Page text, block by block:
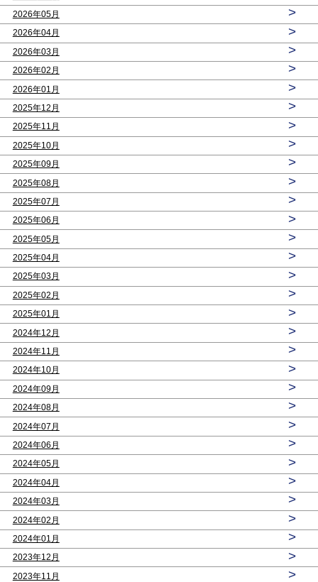
2026年05月 >
2026年04月 >
2026年03月 >
2026年02月 >
2026年01月 >
2025年12月 >
2025年11月 >
2025年10月 >
2025年09月 >
2025年08月 >
2025年07月 >
2025年06月 >
2025年05月 >
2025年04月 >
2025年03月 >
2025年02月 >
2025年01月 >
2024年12月 >
2024年11月 >
2024年10月 >
2024年09月 >
2024年08月 >
2024年07月 >
2024年06月 >
2024年05月 >
2024年04月 >
2024年03月 >
2024年02月 >
2024年01月 >
2023年12月 >
2023年11月 >